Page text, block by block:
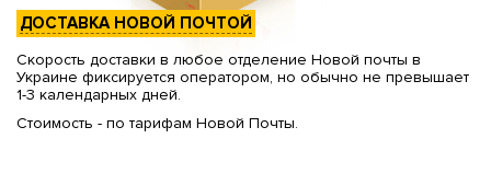
ДОСТАВКА НОВОЙ ПОЧТОЙ
Скорость доставки в любое отделение Новой почты в
Украине фиксируется оператором, но обычно не превышает
1-3 календарных дней.
Стоимость - по тарифам Новой Почты.